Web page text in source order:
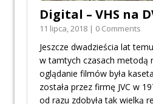
Digital – VHS na
11 lipca, 2018 | 0 Comments
Jeszcze dwadzieścia lat
w tamtych czasach metodą
oglądanie filmów była
została przez firmę JVC w
od razu zdobyła tak wielką